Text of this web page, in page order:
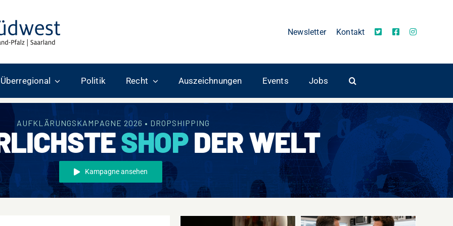
Newsletter Kontakt
Überregional Politik Recht Auszeichnungen Events Jobs
AUFKLÄRUNGSKAMPAGNE 2026 • DROPSHIPPING
SHOPDER WELT
Kampagne ansehen